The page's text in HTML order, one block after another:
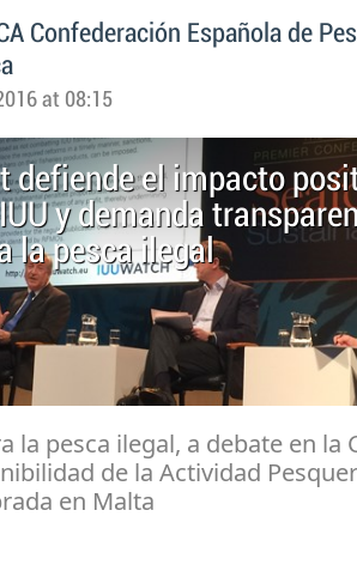
Confederación Española de
at 08:15
defiende el impacto
y demanda
la pesca ilegal
la pesca ilegal, a debate en la
de la Actividad
en Malta